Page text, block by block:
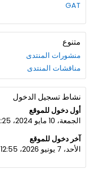
GAT
متنوع
منشورات المنتدى
مناقشات المنتدى
نشاط تسجيل الدخول
أول دخول للموقع
الجمعة، 10 مايو 2024، 2:25 PM (2 سنوات 90 أيام)
آخر دخول للموقع
الأحد، 7 يونيو 2026، 12:55 PM (62 أيام 22 ساعات)